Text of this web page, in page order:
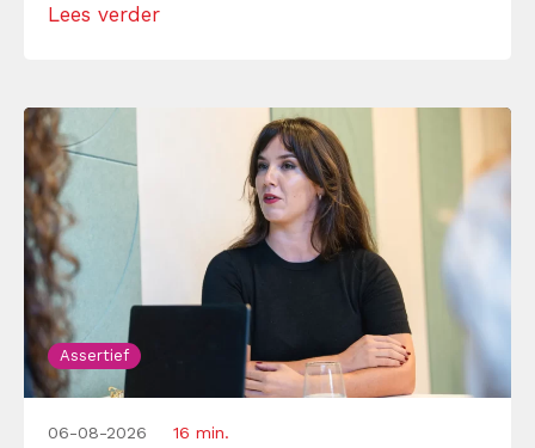
andermans prioriteiten en je eigen werk
[…]
Lees verder
Assertief
06-08-2026 16 min.